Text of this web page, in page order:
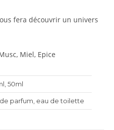
fera découvrir un univers
Miel, Epice
50ml
parfum, eau de toilette